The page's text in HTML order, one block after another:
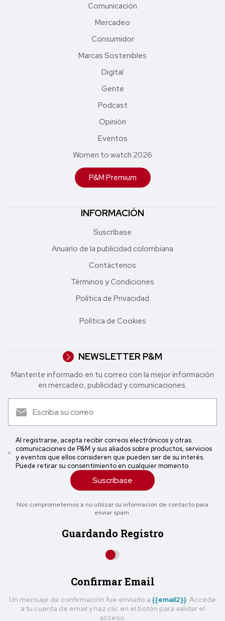
Comunicación
Mercadeo
Consumidor
Marcas Sostenibles
Digital
Gente
Podcast
Opinión
Eventos
Women to watch 2026
P&M Premium
INFORMACIÓN
Suscríbase
Anuario de la publicidad colombiana
Contáctenos
Términos y Condiciones
Política de Privacidad
Política de Cookies
NEWSLETTER P&M
Mantente informado en tu correo con la mejor in formación
en mercadeo, publicidad y comunicaciones.
Al registrarse, acepta recibir correos electrónicos y otras
comunicaciones de P&M y sus aliados sobre productos, servicios
y eventos que ellos consideren que pueden ser de su interés.
Puede retirar su consentimiento en cualquier momento
Suscríbase
Nos comprometemos a no utilizar su información de contacto para
enviar spam.
Guardando Registro
Confirmar Email
Un mensaje de confirmación fue enviado a {{email2}} . Accede
a tu cuenta de email y haz clic en el botón para validar el
acceso.